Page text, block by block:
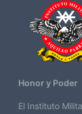
Honor y Poder
El Instituto